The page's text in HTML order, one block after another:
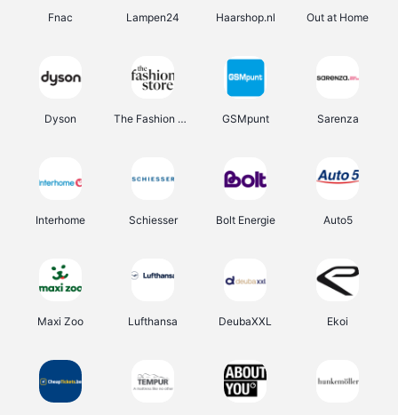
Fnac Lampen24 Haarshop.nl Out at Home
Dyson The Fashion Store GSMpunt Sarenza
Interhome Schiesser Bolt Energie Auto5
Maxi Zoo Lufthansa DeubaXXL Ekoi